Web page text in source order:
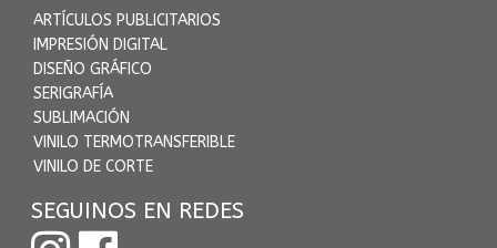
ARTÍCULOS PUBLICITARIOS
IMPRESIÓN DIGITAL
DISEÑO GRÁFICO
SERIGRAFÍA
SUBLIMACIÓN
VINILO TERMOTRANSFERIBLE
VINILO DE CORTE
SEGUINOS EN REDES